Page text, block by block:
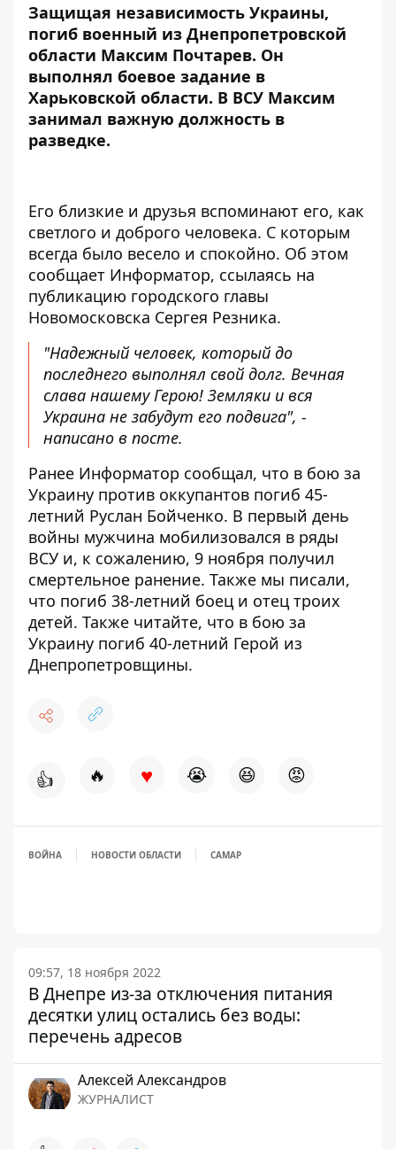
Защищая независимость Украины,
погиб военный из Днепропетровской
области Максим Почтарев. Он
выполнял боевое задание в
Харьковской области. В ВСУ Максим
занимал важную должность в
разведке.
Его близкие и друзья вспоминают его, как
светлого и доброго человека. С которым
всегда было весело и спокойно. Об этом
сообщает Информатор, ссылаясь на
публикацию городского главы
Новомосковска Сергея Резника.
"Надежный человек, который до
последнего выполнял свой долг. Вечная
слава нашему Герою! Земляки и вся
Украина не забудут его подвига", -
написано в посте.
Ранее Информатор сообщал, что в бою за
Украину против оккупантов погиб 45-
летний Руслан Бойченко. В первый день
войны мужчина мобилизовался в ряды
ВСУ и, к сожалению, 9 ноября получил
смертельное ранение. Также мы писали,
что погиб 38-летний боец и отец троих
детей. Также читайте, что в бою за
Украину погиб 40-летний Герой из
Днепропетровщины.
👍 🔥 ♥ 😭 😆 😡
ВОЙНА НОВОСТИ ОБЛАСТИ САМАР
09:57, 18 ноября 2022
В Днепре из-за отключения питания
десятки улиц остались без воды:
перечень адресов
Алексей Александров
ЖУРНАЛИСТ